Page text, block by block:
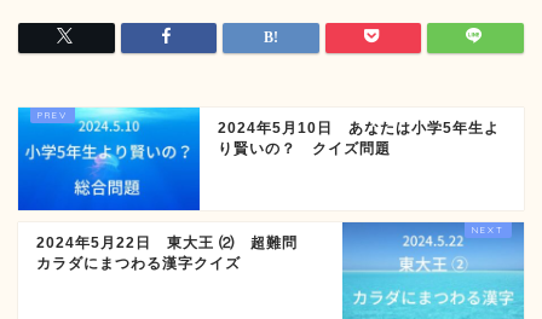
2024年5月10日 あなたは小学5年生よ
り賢いの？ クイズ問題
2024年5月22日 東大王 ⑵ 超難問
カラダにまつわる漢字クイズ